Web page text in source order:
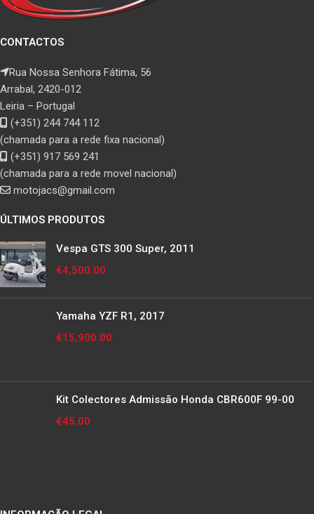
CONTACTOS
Rua Nossa Senhora Fátima, 56
Arrabal, 2420-012
Leiria – Portugal
(+351) 244 744 112
(chamada para a rede fixa nacional)
(+351) 917 569 241
(chamada para a rede movel nacional)
motojacs@gmail.com
ÚLTIMOS PRODUTOS
Vespa GTS 300 Super, 2011
€4,500.00
Yamaha YZF R1, 2017
€15,900.00
Kit Colectores Admissão Honda CBR600F 99-00
€45.00